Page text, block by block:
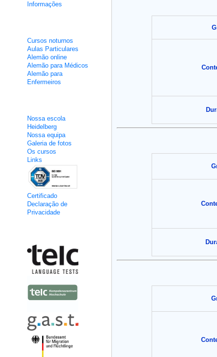
Informações
Cursos noturnos
Aulas Particulares
Alemão online
Alemão para Médicos
Alemão para
Enfermeiros
Nossa escola
Heidelberg
Nossa equipa
Galeria de fotos
Os cursos
Links
Certificado
Declaração de
Privacidade